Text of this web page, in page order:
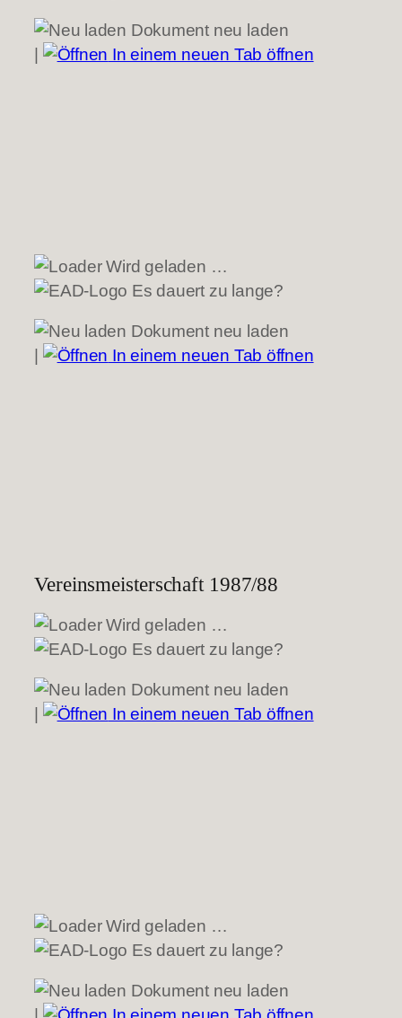
Dokument neu laden
In einem neuen Tab öffnen
Wird geladen …
Es dauert zu lange?
Dokument neu laden
In einem neuen Tab öffnen
Vereinsmeisterschaft 1987/88
Wird geladen …
Es dauert zu lange?
Dokument neu laden
In einem neuen Tab öffnen
Wird geladen …
Es dauert zu lange?
Dokument neu laden